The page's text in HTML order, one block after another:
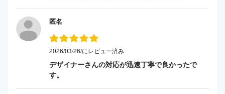
匿名
2026/03/26/にレビュー済み
デザイナーさんの対応が迅速丁寧で良かったで
す。